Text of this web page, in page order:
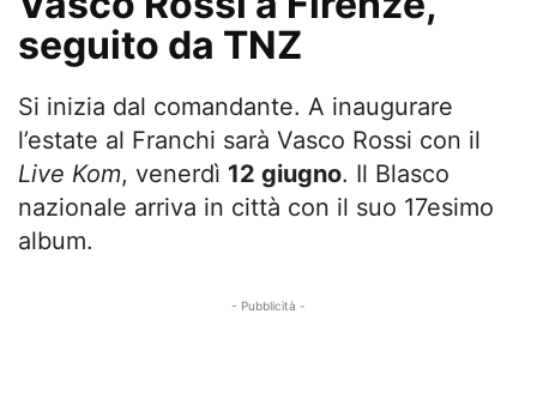
seguito da TNZ
Si inizia dal comandante. A inaugurare
l’estate al Franchi sarà Vasco Rossi con il
Live Kom, venerdì 12 giugno. Il Blasco
nazionale arriva in città con il suo 17esimo
album.
- Pubblicità -